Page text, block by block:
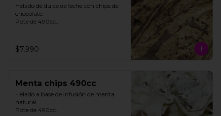
Helado de dulce de leche con chips de
chocolate.
Pote de 490cc
$7.990
Menta chips 490cc
Helado a base de infusión de menta
natural.
Pote de 490cc.